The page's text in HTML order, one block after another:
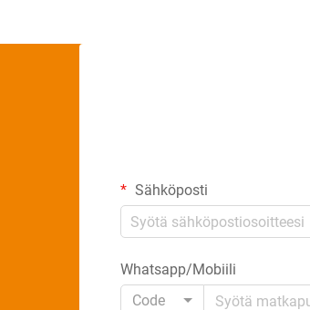
Sähköposti
Whatsapp/Mobiili
Code